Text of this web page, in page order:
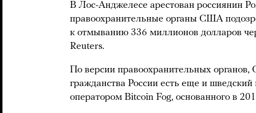
В Лос-Анджелесе арестован россиянин
правоохранительные органы США
к отмыванию 336 миллионов долларов
Reuters.
По версии правоохранительных органов,
гражданства России есть еще и
оператором Bitcoin Fog, основанного в